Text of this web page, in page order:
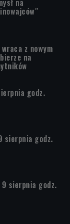
z nowym
na
godz.
sierpnia godz.
9 sierpnia godz.